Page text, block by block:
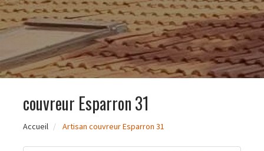
couvreur Esparron 31
Accueil Artisan couvreur Esparron 31